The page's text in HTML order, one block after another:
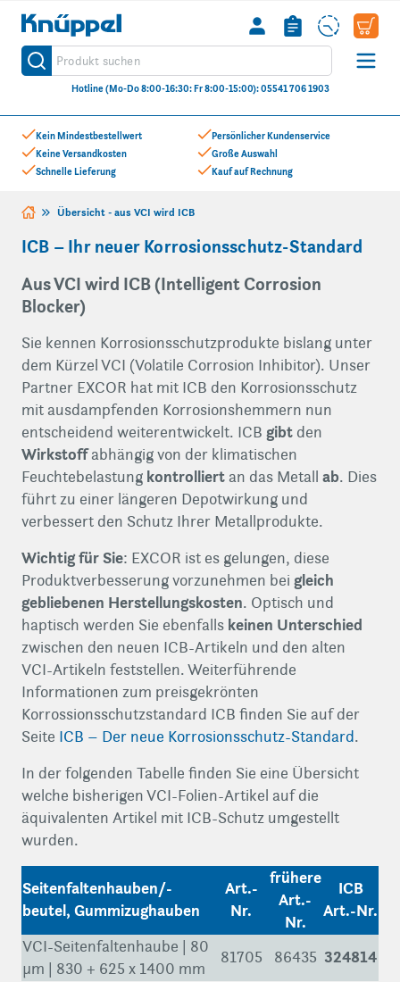
Kein Mindestbestellwert
Keine Versandkosten
Schnelle Lieferung
Persönlicher Kundenservice
Große Auswahl
Kauf auf Rechnung
Knüppel
Produkt suchen
Suche
Hotline (Mo-Do 8:00-16:30: Fr 8:00-15:00): 05541 706 1903
Zum Inhalt springen
Übersicht - aus VCI wird ICB
ICB – Ihr neuer Korrosionsschutz-Standard
Aus VCI wird ICB (Intelligent Corrosion
Blocker)
Sie kennen Korrosionsschutzprodukte bislang unter
dem Kürzel VCI (Volatile Corrosion Inhibitor). Unser
Partner EXCOR hat mit ICB den Korrosionsschutz
mit ausdampfenden Korrosionshemmern nun
entscheidend weiterentwickelt. ICB gibt den
Wirkstoffabhängig von der klimatischen
Feuchtebelastung kontrolliert an das Metall ab. Dies
führt zu einer längeren Depotwirkung und
verbessert den Schutz Ihrer Metallprodukte.
Wichtig für Sie: EXCOR ist es gelungen, diese
Produktverbesserung vorzunehmen bei gleich
gebliebenen Herstellungskosten. Optisch und
haptisch werden Sie ebenfalls keinen Unterschied
zwischen den neuen ICB-Artikeln und den alten
VCI-Artikeln feststellen. Weiterführende
Informationen zum preisgekrönten
Korrossionsschutzstandard ICB finden Sie auf der
Seite ICB – Der neue Korrosionsschutz-Standard.
In der folgenden Tabelle finden Sie eine Übersicht
welche bisherigen VCI-Folien-Artikel auf die
äquivalenten Artikel mit ICB-Schutz umgestellt
wurden.
Seitenfaltenhauben/-
beutel, Gummizughauben
Art.-
Nr.
frühere
Art.-
Nr.
ICB
Art.-Nr.
VCI-Seitenfaltenhaube | 80
µm | 830 + 625 x 1400 mm
81705 86435 324814